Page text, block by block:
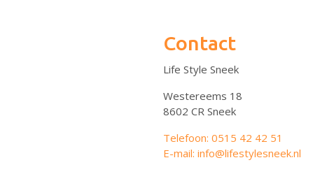
Contact
Life Style Sneek
Westereems 18
8602 CR Sneek
Telefoon: 0515 42 42 51
E-mail: info@lifestylesneek.nl